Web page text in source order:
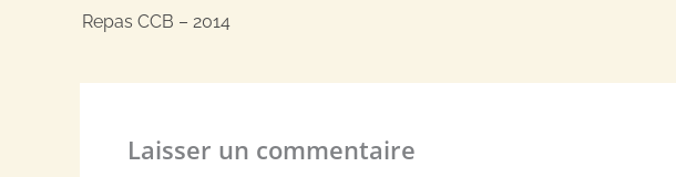
Repas CCB – 2014
Laisser un commentaire